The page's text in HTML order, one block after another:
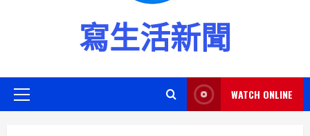
寫生活新聞
Primary
WATCH ONLINE